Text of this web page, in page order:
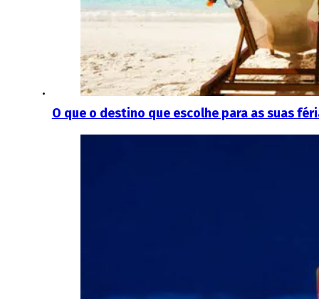
O que o destino que escolhe para as suas